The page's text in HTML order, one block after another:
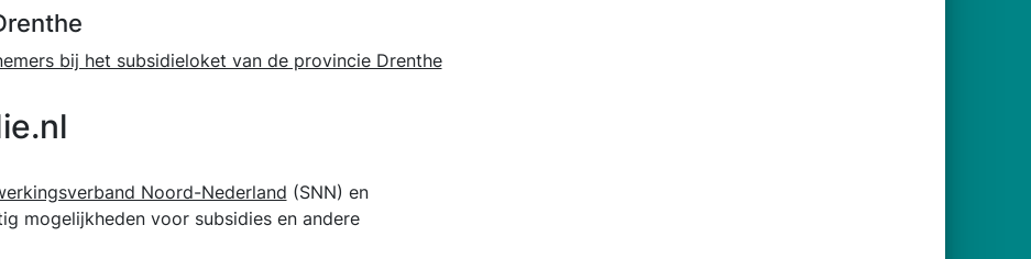
bij het subsidieloket van de provincie Drenthe
Noord-Nederland (SNN) en
mogelijkheden voor subsidies en andere